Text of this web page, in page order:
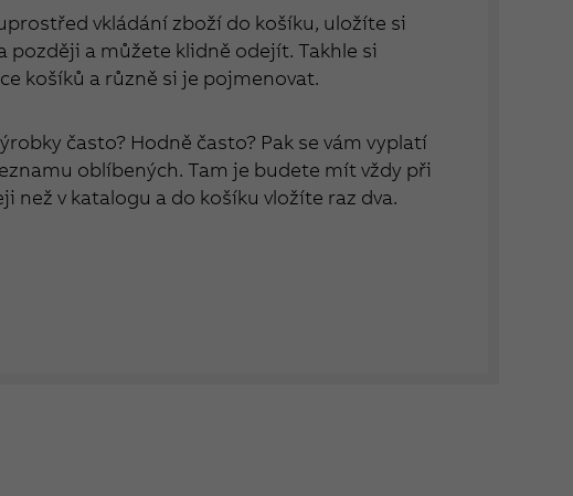
vkládání zboží do košíku, uložíte si
později a můžete klidně odejít. Takhle si
košíků a různě si je pojmenovat.
často? Hodně často? Pak se vám vyplatí
oblíbených. Tam je budete mít vždy při
než v katalogu a do košíku vložíte raz dva.